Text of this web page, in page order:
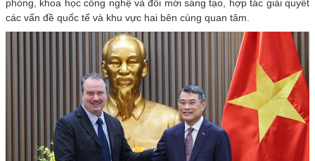
phòng, khoa học công nghệ và đổi mới sáng tạo, hợp tác giải quyết
các vấn đề quốc tế và khu vực hai bên cùng quan tâm.